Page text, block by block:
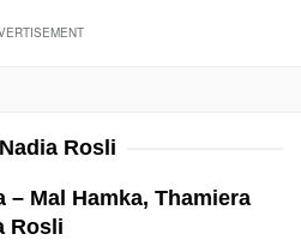
Nadia Rosli
– Mal Hamka, Thamiera
Rosli